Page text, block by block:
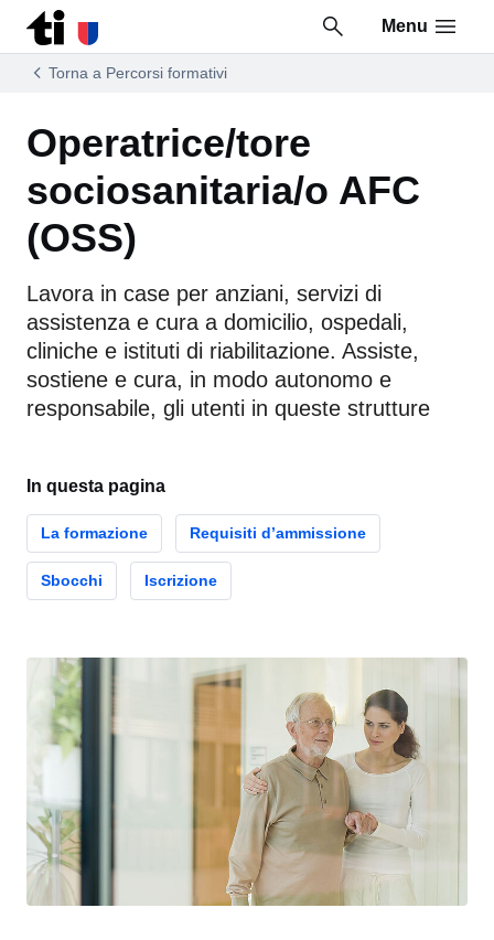
Vai al contenuto della pagina
Vai al piè di pagina
Menu
Torna a Percorsi formativi
Operatrice/tore
sociosanitaria/o AFC
(OSS)
Lavora in case per anziani, servizi di
assistenza e cura a domicilio, ospedali,
cliniche e istituti di riabilitazione. Assiste,
sostiene e cura, in modo autonomo e
responsabile, gli utenti in queste strutture
In questa pagina
La formazione Requisiti d’ammissione
Sbocchi Iscrizione